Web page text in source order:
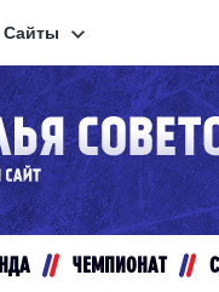
Дивизион
Авто
Сайты
Сайты
Видеотрансляции
Хайлайты
ЧЕМПИОНАТ